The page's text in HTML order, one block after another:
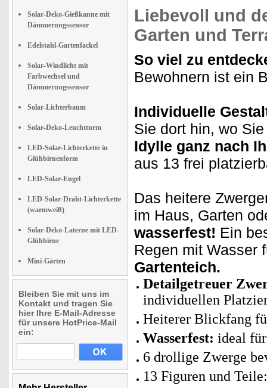
Solar-Deko-Gießkanne mit
Dämmerungssensor
Edelstahl-Gartenfackel
Solar-Windlicht mit
Farbwechsel und
Dämmerungssensor
Solar-Lichterbaum
Solar-Deko-Leuchtturm
LED-Solar-Lichterkette in
Glühbirnenform
LED-Solar-Engel
LED-Solar-Draht-Lichterkette
(warmweiß)
Solar-Deko-Laterne mit LED-
Glühbirne
Mini-Gärten
Bleiben Sie mit uns im
Kontakt und tragen Sie
hier Ihre E-Mail-Adresse
für unsere HotPrice-Mail
ein:
Liebevoll und
Garten und
So viel zu
Bewohnern ist ein
Individuelle
Sie dort hin, wo
Idylle ganz nach
aus 13 frei
Das heitere
im Haus, Garten
wasserfest! Ein
Regen mit Wasser
Gartenteich.
Detailgetreuer
individuellen
Heiterer Blickfang
Wasserfest: ideal für
6 drollige Zwerge
13 Figuren und